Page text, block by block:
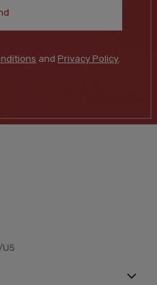
and Privacy Policy
U5